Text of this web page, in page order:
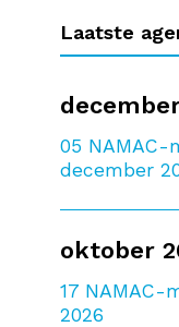
Laatste
05 NAMAC-
december
oktober
17 NAMAC-
2026